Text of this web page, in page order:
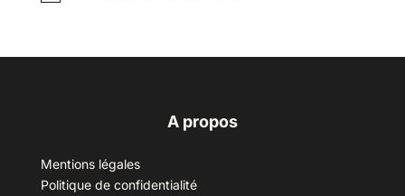
A propos
Mentions légales
Politique de confidentialité